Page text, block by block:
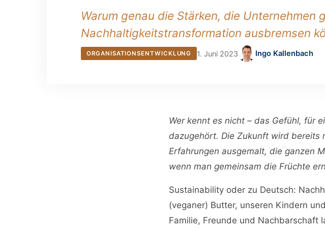
Warum genau die Stärken, die Unternehmen
Nachhaltigkeitstransformation ausbremsen
ORGANISATIONSENTWICKLUNG 1. Juni 2023 Ingo Kallenbach
Wer kennt es nicht – das Gefühl, für
dazugehört. Die Zukunft wird bereits
Erfahrungen ausgemalt, die ganzen
wenn man gemeinsam die Früchte
Sustainability oder zu Deutsch:
(veganer) Butter, unseren Kindern
Familie, Freunde und Nachbarschaft